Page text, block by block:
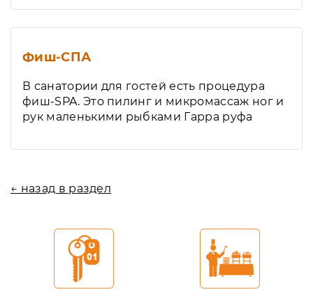
Фиш-СПА
В санатории для гостей есть процедура
фиш-SPA. Это пилинг и микромассаж ног и
рук маленькими рыбками Гарра руфа
← назад в раздел